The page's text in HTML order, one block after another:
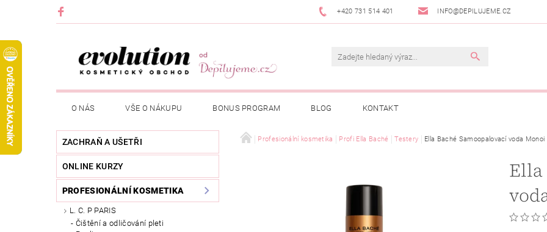
+420 731 514 401 INFO@DEPILUJEME.CZ
O NÁS VŠE O NÁKUPU BONUS PROGRAM BLOG KONTAKT
ZACHRAŇ A UŠETŘI
ONLINE KURZY
PROFESIONÁLNÍ KOSMETIKA
L. C. P PARIS
Čištění a odličování pleti
Profesionální kosmetika Profi Ella Baché Testery Ella Baché Samoopalovací voda Monoi
Ella